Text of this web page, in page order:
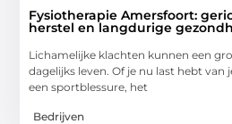
Fysiotherapie Amersfoort:
herstel en langdurige
Lichamelijke klachten kunnen een
dagelijks leven. Of je nu last hebt van
een sportblessure, het
Bedrijven